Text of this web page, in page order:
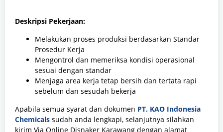
Deskripsi Pekerjaan:
Melakukan proses produksi berdasarkan Standar
Prosedur Kerja
Mengontrol dan memeriksa kondisi operasional
sesuai dengan standar
Menjaga area kerja tetap bersih dan tertata rapi
sebelum dan sesudah bekerja
Apabila semua syarat dan dokumen PT. KAO Indonesia
Chemicals sudah anda lengkapi, selanjutnya silahkan
kirim Via Online Disnaker Karawang dengan alamat